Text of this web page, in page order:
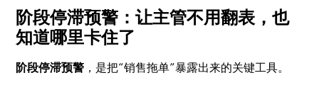
阶段停滞预警：让主管不用翻表，也
知道哪里卡住了
阶段停滞预警 ，是把“销售拖单”暴露出来的关键工具。